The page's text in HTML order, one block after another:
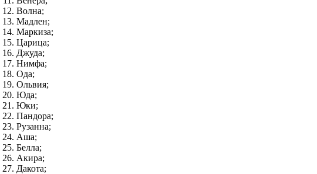
Волна;
Мадлен;
Маркиза;
Царица;
Джуда;
Нимфа;
Ода;
Ольвия;
Юда;
Юки;
Пандора;
Рузанна;
Аша;
Белла;
Акира;
Дакота;